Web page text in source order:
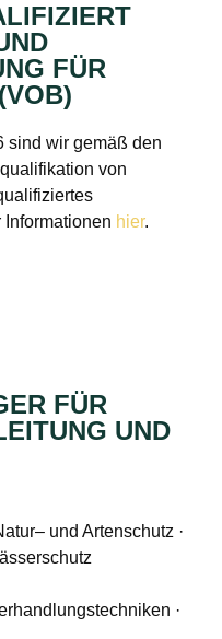
FÜR
sind wir gemäß den
von
Informationen hier.
FÜR
UND
und Artenschutz ·
·